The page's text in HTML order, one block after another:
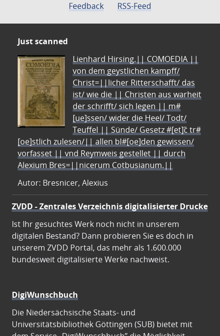
Feedback
RSS-Feed
Just scanned
Lienhard Hirsing.|| COMOEDIA ||
von dem geystlichen kampff/
Christ=||licher Ritterschafft/ das
ist/ wie die || Christen aus warheit
der schrifft/ sich legen || m#
[ue]ssen/ wider die Heel/ Todt/
Teuffel || Sünde/ Gesetz #[et]c̃ tr#
[oe]stlich zulesen/|| allen bl#[oe]den gewissen/
vorfasset || vnd Reymweis gestellet || durch
Alexium Bres=||nicerum Cotbusianum.||
Autor: Bresnicer, Alexius
ZVDD - Zentrales Verzeichnis digitalisierter Drucke
Ist Ihr gesuchtes Werk noch nicht in unserem
digitalen Bestand? Dann probieren Sie es doch in
unserem ZVDD Portal, das mehr als 1.600.000
bundesweit digitalisierte Werke nachweist.
DigiWunschbuch
Die Niedersächsische Staats- und
Universitätsbibliothek Göttingen (SUB) bietet mit